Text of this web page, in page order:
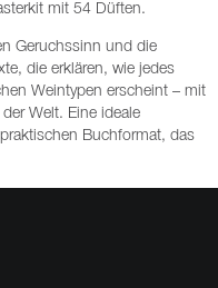
mit 54 Düften.
Geruchssinn und die
die erklären, wie jedes
Weintypen erscheint – mit
Welt. Eine ideale
Buchformat, das